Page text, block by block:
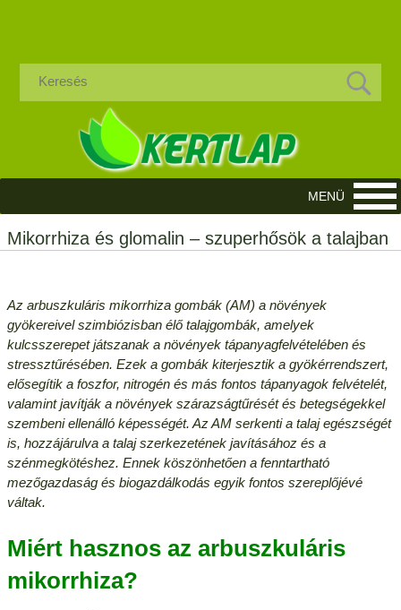
Mikorrhiza és glomalin – szuperhősök a talajban
Az arbuszkuláris mikorrhiza gombák (AM) a növények
gyökereivel szimbiózisban élő talajgombák, amelyek
kulcsszerepet játszanak a növények tápanyagfelvételében és
stressztűrésében. Ezek a gombák kiterjesztik a gyökérrendszert,
elősegítik a foszfor, nitrogén és más fontos tápanyagok felvételét,
valamint javítják a növények szárazságtűrését és betegségekkel
szembeni ellenálló képességét. Az AM serkenti a talaj egészségét
is, hozzájárulva a talaj szerkezetének javításához és a
szénmegkötéshez. Ennek köszönhetően a fenntartható
mezőgazdaság és biogazdálkodás egyik fontos szereplőjévé
váltak.
Miért hasznos az arbuszkuláris
mikorrhiza?